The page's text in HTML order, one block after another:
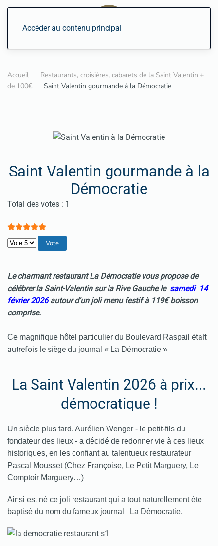
Accéder au contenu principal
Accueil
Restaurants, croisières, cabarets de la Saint Valentin +
de 100€
Saint Valentin gourmande à la Démocratie
Saint Valentin gourmande à la
Démocratie
Vote utilisateur:5/
Total des votes : 1
Veuillez voter
Le charmant restaurant La Démocratie vous propose de
célébrer la Saint-Valentin sur la Rive Gauche le samedi 14
février 2026 autour d'un joli menu festif à 119€ boisson
comprise.
Ce magnifique hôtel particulier du Boulevard Raspail était
autrefois le siège du journal « La Démocratie »
La Saint Valentin 2026 à prix...
démocratique !
Un siècle plus tard, Aurélien Wenger - le petit-fils du
fondateur des lieux - a décidé de redonner vie à ces lieux
historiques, en les confiant au talentueux restaurateur
Pascal Mousset (Chez Françoise, Le Petit Marguery, Le
Comptoir Marguery…)
Ainsi est né ce joli restaurantqui a tout naturellement été
baptisé du nom du fameux journal : La Démocratie.